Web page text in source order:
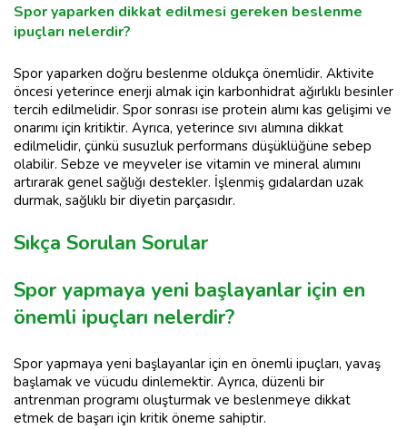
Spor yaparken dikkat edilmesi gereken beslenme
ipuçları nelerdir?
Spor yaparken doğru beslenme oldukça önemlidir. Aktivite
öncesi yeterince enerji almak için karbonhidrat ağırlıklı besinler
tercih edilmelidir. Spor sonrası ise protein alımı kas gelişimi ve
onarımı için kritiktir. Ayrıca, yeterince sıvı alımına dikkat
edilmelidir, çünkü susuzluk performans düşüklüğüne sebep
olabilir. Sebze ve meyveler ise vitamin ve mineral alımını
artırarak genel sağlığı destekler. İşlenmiş gıdalardan uzak
durmak, sağlıklı bir diyetin parçasıdır.
Sıkça Sorulan Sorular
Spor yapmaya yeni başlayanlar için en
önemli ipuçları nelerdir?
Spor yapmaya yeni başlayanlar için en önemli ipuçları, yavaş
başlamak ve vücudu dinlemektir. Ayrıca, düzenli bir
antrenman programı oluşturmak ve beslenmeye dikkat
etmek de başarı için kritik öneme sahiptir.